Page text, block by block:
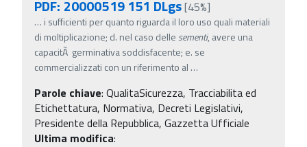
PDF: 20000519 151 DLgs[45%]
… i sufficienti per quanto riguarda il loro uso quali materiali
di moltiplicazione; d. nel caso delle sementi, avere una
capacitÃ germinativa soddisfacente; e. se
commercializzati con un riferimento al …
Parole chiave: QualitaSicurezza, Tracciabilita ed
Etichettatura, Normativa, Decreti Legislativi,
Presidente della Repubblica, Gazzetta Ufficiale
Ultima modifica: